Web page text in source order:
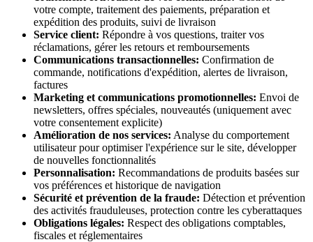
votre compte, traitement des paiements, préparation et
expédition des produits, suivi de livraison
Service client: Répondre à vos questions, traiter vos
réclamations, gérer les retours et remboursements
Communications transactionnelles: Confirmation de
commande, notifications d'expédition, alertes de livraison,
factures
Marketing et communications promotionnelles: Envoi de
newsletters, offres spéciales, nouveautés (uniquement avec
votre consentement explicite)
Amélioration de nos services: Analyse du comportement
utilisateur pour optimiser l'expérience sur le site, développer
de nouvelles fonctionnalités
Personnalisation: Recommandations de produits basées sur
vos préférences et historique de navigation
Sécurité et prévention de la fraude: Détection et prévention
des activités frauduleuses, protection contre les cyberattaques
Obligations légales: Respect des obligations comptables,
fiscales et réglementaires